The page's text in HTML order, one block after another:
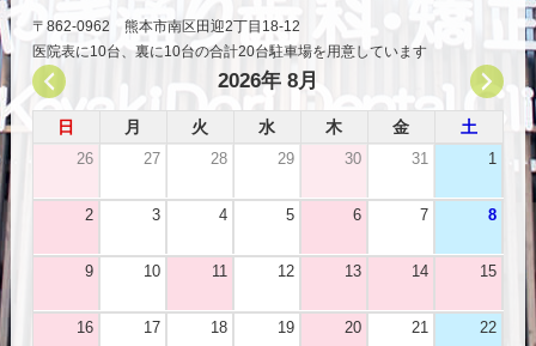
〒862-0962 熊本市南区田迎2丁目18-12
医院表に10台、裏に10台の合計20台駐車場を用意しています
2026年 8月
日 月 火 水 木 金 土
26 27 28 29 30 31 1
2 3 4 5 6 7 8
9 10 11 12 13 14 15
16 17 18 19 20 21 22